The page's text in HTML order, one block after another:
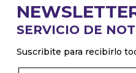
SERVICIO DE
Suscribite para recibirlo